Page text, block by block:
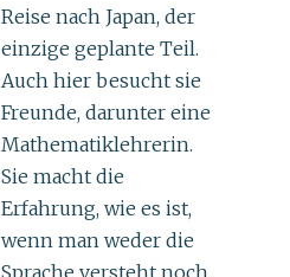
Reise nach Japan, der
einzige geplante Teil.
Auch hier besucht sie
Freunde, darunter eine
Mathematiklehrerin.
Sie macht die
Erfahrung, wie es ist,
wenn man weder die